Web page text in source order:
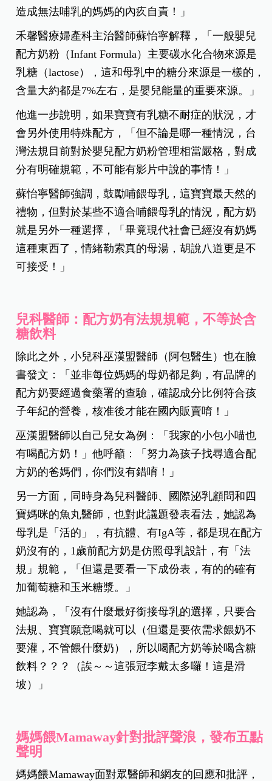
造成無法哺乳的媽媽的內疚自責！」
禾馨醫療婦產科主治醫師蘇怡寧解釋，「一般嬰兒
配方奶粉（Infant Formula）主要碳水化合物來源是
乳糖（lactose），這和母乳中的糖分來源是一樣的，
含量大約都是7%左右，是嬰兒能量的重要來源。」
他進一步說明，如果寶寶有乳糖不耐症的狀況，才
會另外使用特殊配方，「但不論是哪一種情況，台
灣法規目前對於嬰兒配方奶粉管理相當嚴格，對成
分有明確規範，不可能有影片中說的事情！」
蘇怡寧醫師強調，鼓勵哺餵母乳，這寶寶最天然的
禮物，但對於某些不適合哺餵母乳的情況，配方奶
就是另外一種選擇，「畢竟現代社會已經沒有奶媽
這種東西了，情緒勒索真的母湯，胡說八道更是不
可接受！」
兒科醫師：配方奶有法規規範，不等於含
糖飲料
除此之外，小兒科巫漢盟醫師（阿包醫生）也在臉
書發文：「並非每位媽媽的母奶都足夠，有品牌的
配方奶要經過食藥署的查驗，確認成分比例符合孩
子年紀的營養，核准後才能在國內販賣唷！」
巫漢盟醫師以自己兒女為例：「我家的小包小喵也
有喝配方奶！」他呼籲：「努力為孩子找尋適合配
方奶的爸媽們，你們沒有錯唷！」
另一方面，同時身為兒科醫師、國際泌乳顧問和四
寶媽咪的魚丸醫師，也對此議題發表看法，她認為
母乳是「活的」，有抗體、有IgA等，都是現在配方
奶沒有的，1歲前配方奶是仿照母乳設計，有「法
規」規範，「但還是要看一下成份表，有的的確有
加葡萄糖和玉米糖漿。」
她認為，「沒有什麼最好銜接母乳的選擇，只要合
法規、寶寶願意喝就可以（但還是要依需求餵奶不
要灌，不管餵什麼奶），所以喝配方奶等於喝含糖
飲料？？？（誒～～這張冠李戴太多囉！這是滑
坡）」
媽媽餵Mamaway針對批評聲浪，發布五點
聲明
媽媽餵Mamaway面對眾醫師和網友的回應和批評，